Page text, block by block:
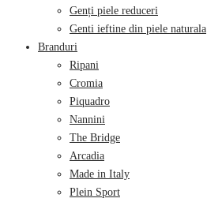
Genți piele reduceri
Genti ieftine din piele naturala
Branduri
Ripani
Cromia
Piquadro
Nannini
The Bridge
Arcadia
Made in Italy
Plein Sport